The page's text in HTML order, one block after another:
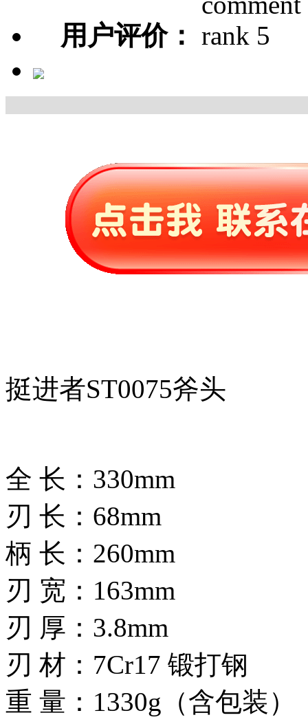
用户评价：
挺进者ST0075斧头
全 长：330mm
刃 长：68mm
柄 长：260mm
刃 宽：163mm
刃 厚：3.8mm
刃 材：7Cr17 锻打钢
重 量：1330g（含包装）